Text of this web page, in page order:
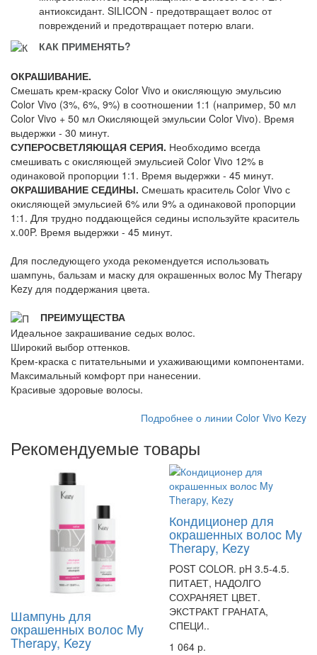
антиоксидант. SILICON - предотвращает волос от
повреждений и предотвращает потерю влаги.
КАК ПРИМЕНЯТЬ?
ОКРАШИВАНИЕ.
Смешать крем-краску Color Vivo и окисляющую эмульсию
Color Vivo (3%, 6%, 9%) в соотношении 1:1 (например, 50 мл
Color Vivo + 50 мл Окисляющей эмульсии Color Vivo). Время
выдержки - 30 минут.
СУПЕРОСВЕТЛЯЮЩАЯ СЕРИЯ. Необходимо всегда
смешивать с окисляющей эмульсией Color Vivo 12% в
одинаковой пропорции 1:1. Время выдержки - 45 минут.
ОКРАШИВАНИЕ СЕДИНЫ. Смешать краситель Color Vivo с
окисляющей эмульсией 6% или 9% а одинаковой пропорции
1:1. Для трудно поддающейся седины используйте краситель
x.00P. Время выдержки - 45 минут.
Для последующего ухода рекомендуется использовать
шампунь, бальзам и маску для окрашенных волос My Therapy
Kezy для поддержания цвета.
ПРЕИМУЩЕСТВА
Идеальное закрашивание седых волос.
Широкий выбор оттенков.
Крем-краска с питательными и ухаживающими компонентами.
Максимальный комфорт при нанесении.
Красивые здоровые волосы.
Подробнее о линии Color Vivo Kezy
Рекомендуемые товары
Шампунь для
окрашенных волос My
Therapy, Kezy
Кондиционер для
окрашенных волос My
Therapy, Kezy
POST COLOR. pH 3.5-4.5.
ПИТАЕТ, НАДОЛГО
СОХРАНЯЕТ ЦВЕТ.
ЭКСТРАКТ ГРАНАТА,
СПЕЦИ..
1 064 р.